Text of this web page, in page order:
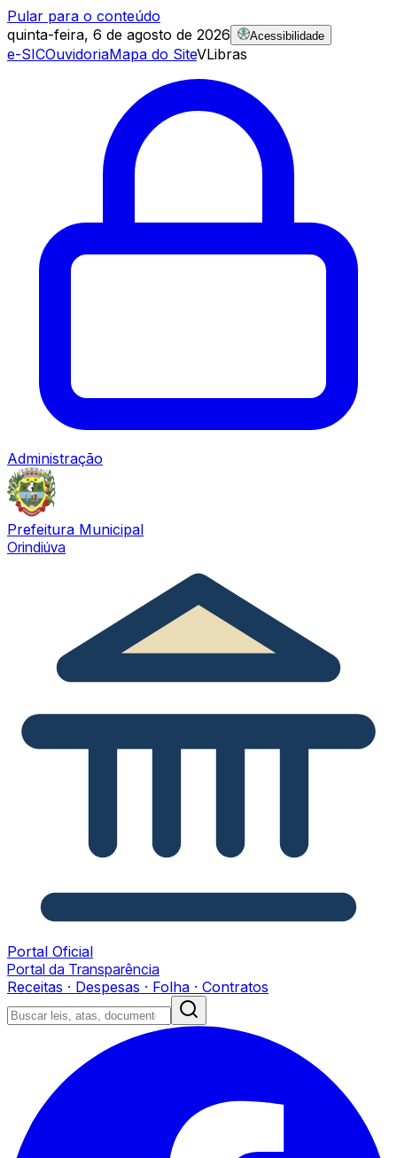
Pular para o conteúdo
quinta-feira, 6 de agosto de 2026
Acessibilidade
e-SICOuvidoriaMapa do SiteVLibras
Administração
Prefeitura Municipal
Orindiúva
Portal Oficial
Portal da Transparência
Receitas · Despesas · Folha · Contratos